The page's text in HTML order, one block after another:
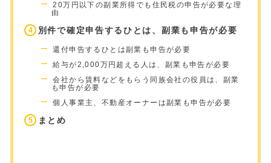
20万円以下の副業所得でも住民税の申告が必要な理
由
別件で確定申告するひとは、副業も申告が必要
還付申告するひとは副業も申告が必要
給与が2,000万円超える人は、副業も申告が必要
会社から賃料などをもらう同族会社の役員は、副業
も申告が必要
個人事業主、不動産オーナーは副業も申告が必要
まとめ